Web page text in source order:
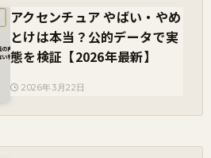
アクセンチュア やばい・やめ
とけは本当？公的データで実
態を検証【2026年最新】
2026年3月22日